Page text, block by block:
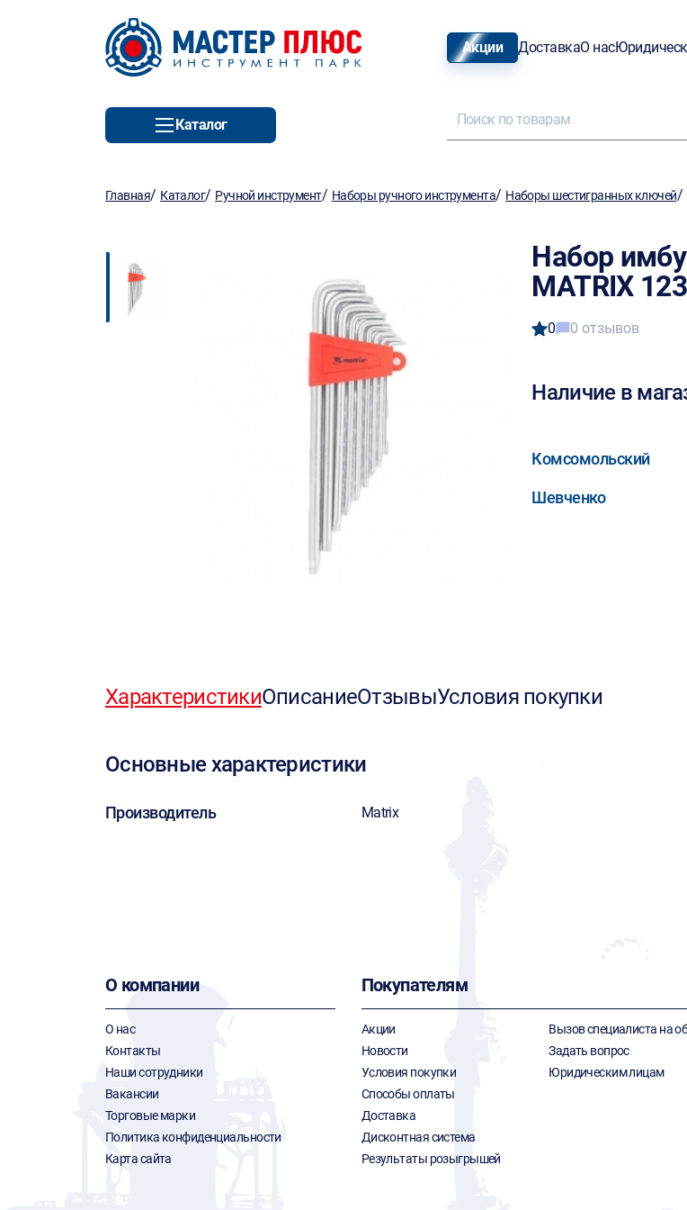
Акции ДоставкаО нас
Каталог
Главная/ Каталог/ Ручной инструмент/ Наборы ручного инструмента/ Наборы шестигранных ключей/
Набор
MATRIX
0 0 отзывов
Наличие в
Комсомольский
Шевченко
ХарактеристикиОписаниеОтзывыУсловия покупки
Основные характеристики
Производитель Matrix
О компании
О нас
Контакты
Наши сотрудники
Вакансии
Торговые марки
Политика конфиденциальности
Карта сайта
Покупателям
Акции
Новости
Условия покупки
Способы оплаты
Доставка
Дисконтная система
Результаты розыгрышей
Вызов специалиста на
Задать вопрос
Юридическим лицам